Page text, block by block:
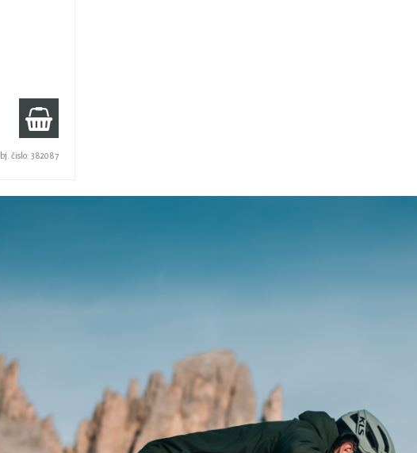
čislo: 382087